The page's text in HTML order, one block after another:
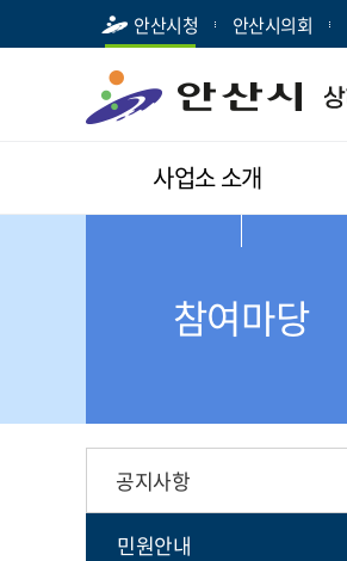
안산시청 안산시의회
사업소 소개
참여마당
공지사항
민원안내